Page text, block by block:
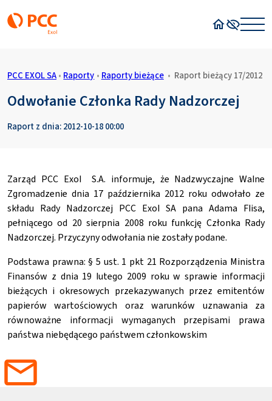
PCC EXOL SA • Raporty • Raporty bieżące • Raport bieżący 17/2012
Odwołanie Członka Rady Nadzorczej
Raport z dnia: 2012-10-18 00:00
Zarząd PCC Exol S.A. informuje, że Nadzwyczajne Walne
Zgromadzenie dnia 17 października 2012 roku odwołało ze
składu Rady Nadzorczej PCC Exol SA pana Adama Flisa,
pełniącego od 20 sierpnia 2008 roku funkcję Członka Rady
Nadzorczej. Przyczyny odwołania nie zostały podane.
Podstawa prawna: § 5 ust. 1 pkt 21 Rozporządzenia Ministra
Finansów z dnia 19 lutego 2009 roku w sprawie informacji
bieżących i okresowych przekazywanych przez emitentów
papierów wartościowych oraz warunków uznawania za
równoważne informacji wymaganych przepisami prawa
państwa niebędącego państwem członkowskim